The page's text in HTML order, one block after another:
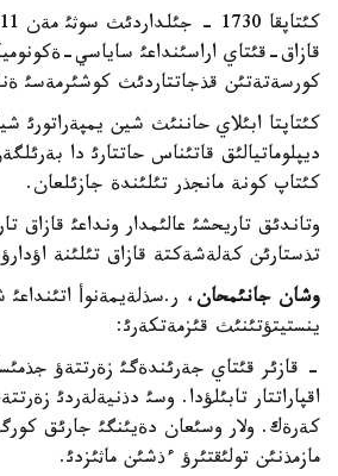
قازاق-قئتاي اراسئنداعئ ساياسي-
كورسةتةتئن قذجاتتاردئث كوشئرمةسئ
كئتاپتا ابئلاي حاننئث شين يمپةراتورئ
ديپلوماتيالئق قاتئناس حاتتارئ دا
كئتاپ كونة مانجذر تئلئندة جازئلعان.
وتاندئق تاريحشئ عالئمدار ونداعئ قازاق
تذستارئن كةلةشةكتة قازاق تئلئنة
وشان جانئمحان، ر.سذلةيمةنوأ اتئنداعئ
ينستيتؤتئنئث قئزمةتكةرئ:
- قازئر قئتاي جةرئندةگئ زةرتتةؤ
اقپاراتتار تابئلؤدا. وسئ دذنيةلةردئ
كةرةك. ولار وسئعان دةيئنگئ جارئق
مازمذنئن تولئقتئرؤ ءذشئن ماثئزدئ.